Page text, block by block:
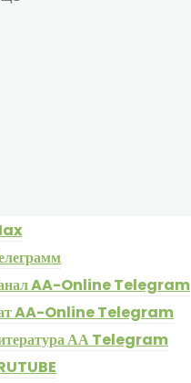
AA-Online Telegram
AA-Online Telegram
АА Telegram